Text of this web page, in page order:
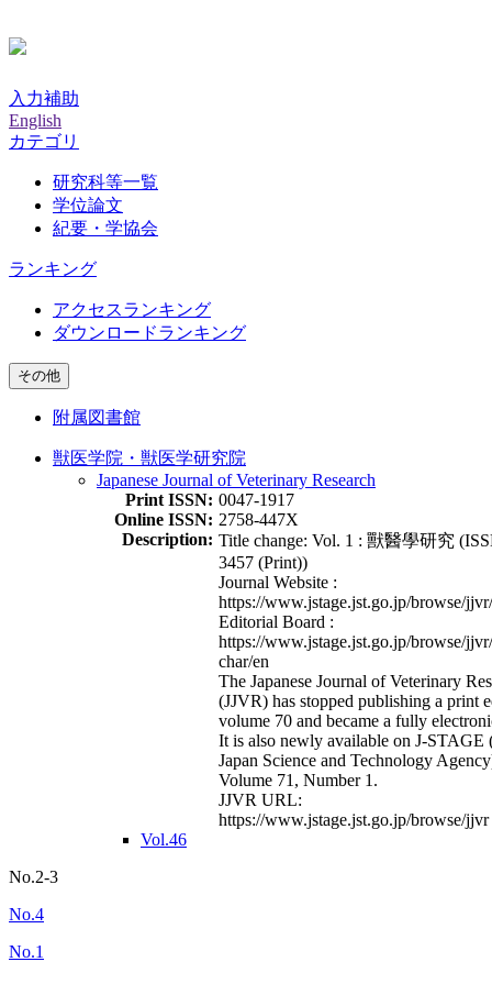
入力補助
English
カテゴリ
研究科等一覧
学位論文
紀要・学協会
ランキング
アクセスランキング
ダウンロードランキング
その他
附属図書館
獣医学院・獣医学研究院
Japanese Journal of Veterinary Research
Print ISSN: 0047-1917
Online ISSN: 2758-447X
Description: Title change: Vol. 1 : 獸醫學研究
3457 (Print))
Journal Website :
https://www.jstage.jst.go.jp/browse/
Editorial Board :
https://www.jstage.jst.go.jp/browse/
char/en
The Japanese Journal of Veterinary
(JJVR) has stopped publishing a print
volume 70 and became a fully
It is also newly available on J-STAGE
Japan Science and Technology
Volume 71, Number 1.
JJVR URL:
https://www.jstage.jst.go.jp/browse/jjvr
Vol.46
No.2-3
No.4
No.1